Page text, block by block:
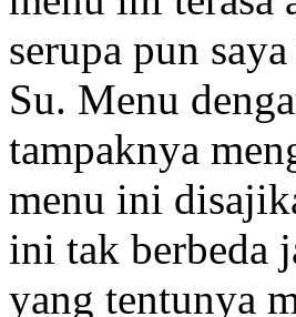
serupa pun
Su. Menu
tampaknya
menu ini
ini tak berbeda
yang tentunya